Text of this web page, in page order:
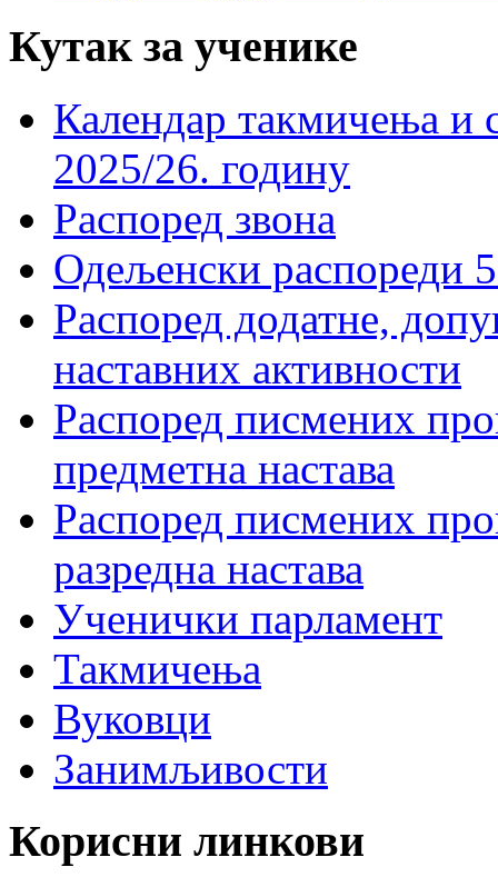
Кутак за ученике
Календар такмичења
2025/26. годину
Распоред звона
Одељенски распореди
Распоред додатне,
наставних активности
Распоред писмених
предметна настава
Распоред писмених
разредна настава
Ученички парламент
Такмичења
Вуковци
Занимљивости
Корисни линкови